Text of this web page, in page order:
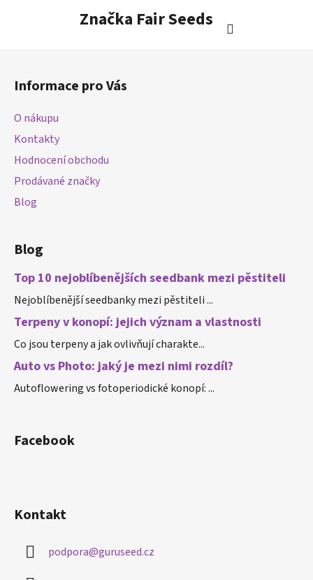
Značka Fair Seeds
Informace pro Vás
O nákupu
Kontakty
Hodnocení obchodu
Prodávané značky
Blog
Blog
Top 10 nejoblíbenějších seedbank mezi pěstiteli
Nejoblíbenější seedbanky mezi pěstiteli ...
Terpeny v konopí: jejich význam a vlastnosti
Co jsou terpeny a jak ovlivňují charakte...
Auto vs Photo: jaký je mezi nimi rozdíl?
Autoflowering vs fotoperiodické konopí: ...
Facebook
Kontakt
podpora@guruseed.cz